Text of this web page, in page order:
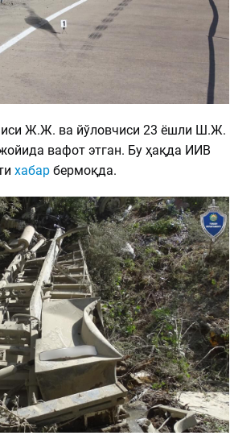
Ж.Ж. ва йўловчиси 23 ёшли Ш.Ж.
вафот этган. Бу ҳақда ИИВ
хабарбермоқда.